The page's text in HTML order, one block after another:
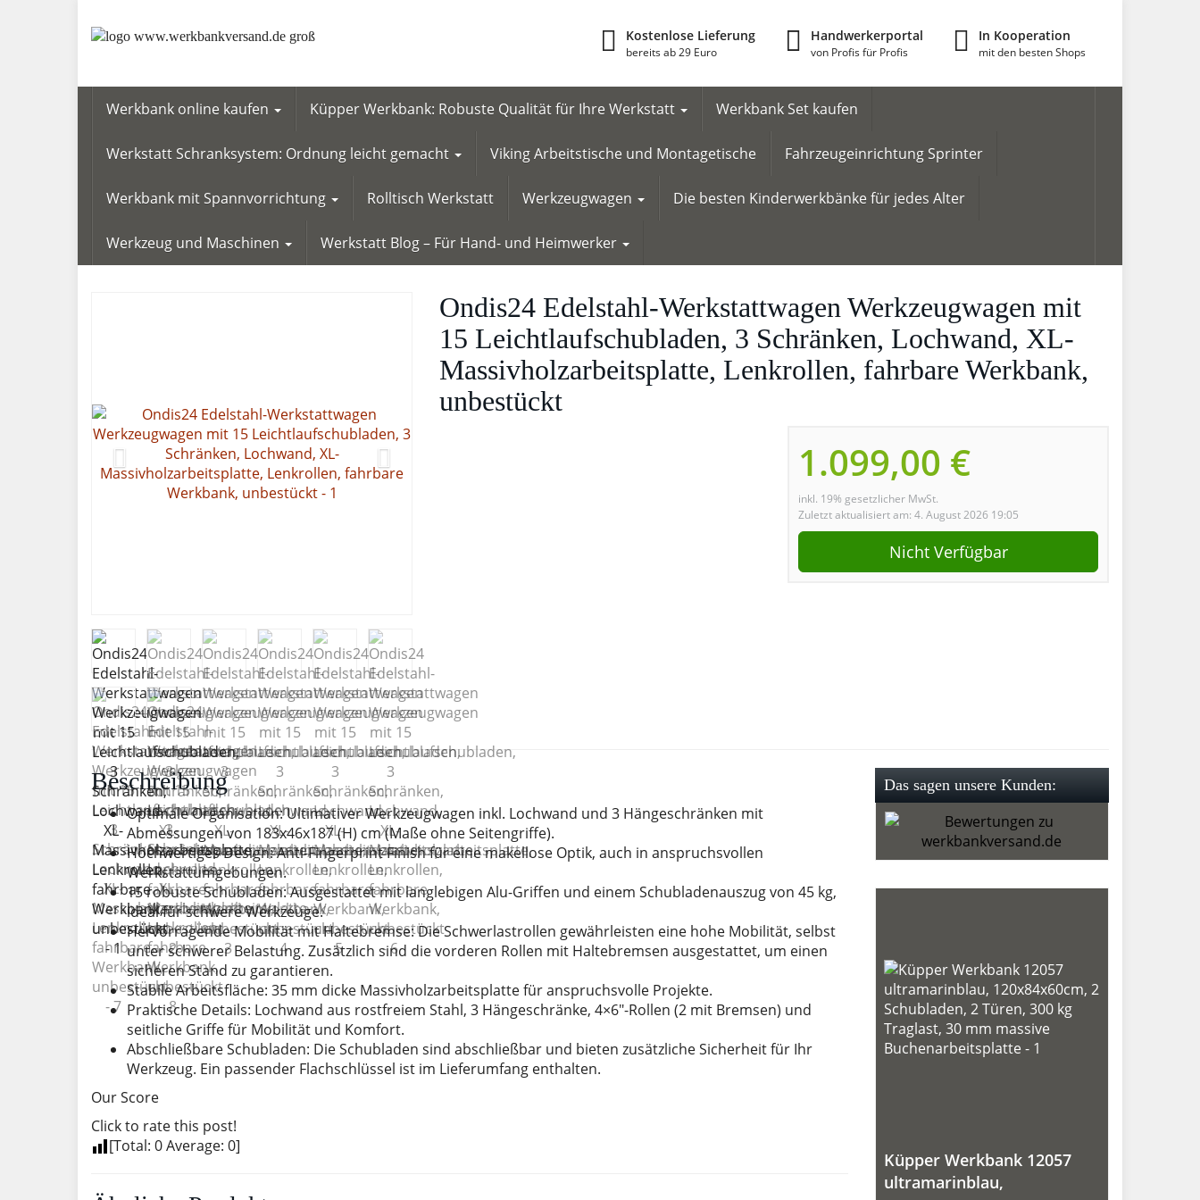
Kostenlose Lieferung
bereits ab 29 Euro
Handwerkerportal
von Profis für Profis
In Kooperation
mit den besten Shops
Werkbank online kaufen Küpper Werkbank: Robuste Qualität für Ihre Werkstatt Werkbank Set kaufen
Werkstatt Schranksystem: Ordnung leicht gemacht Viking Arbeitstische und Montagetische Fahrzeugeinrichtung Sprinter
Werkbank mit Spannvorrichtung Rolltisch Werkstatt Werkzeugwagen Die besten Kinderwerkbänke für jedes Alter
Werkzeug und Maschinen Werkstatt Blog – Für Hand- und Heimwerker
Ondis24 Edelstahl-Werkstattwagen Werkzeugwagen mit
15 Leichtlaufschubladen, 3 Schränken, Lochwand, XL-
Massivholzarbeitsplatte, Lenkrollen, fahrbare Werkbank,
unbestückt
1.099,00 €
inkl. 19% gesetzlicher MwSt.
Zuletzt aktualisiert am: 4. August 2026 19:05
Nicht Verfügbar
Beschreibung
Optimale Organisation: Ultimativer Werkzeugwagen inkl. Lochwand und 3 Hängeschränken mit
Abmessungen von 183x46x187 (H) cm (Maße ohne Seitengriffe).
Hochwertiges Design: Anti-Fingerprint Finish für eine makellose Optik, auch in anspruchsvollen
Werkstattumgebungen.
15 robuste Schubladen: Ausgestattet mit langlebigen Alu-Griffen und einem Schubladenauszug von 45 kg,
ideal für schwere Werkzeuge.
Hervorragende Mobilität mit Haltebremse: Die Schwerlastrollen gewährleisten eine hohe Mobilität, selbst
unter schwerer Belastung. Zusätzlich sind die vorderen Rollen mit Haltebremsen ausgestattet, um einen
sicheren Stand zu garantieren.
Stabile Arbeitsfläche: 35 mm dicke Massivholzarbeitsplatte für anspruchsvolle Projekte.
Praktische Details: Lochwand aus rostfreiem Stahl, 3 Hängeschränke, 4×6″-Rollen (2 mit Bremsen) und
seitliche Griffe für Mobilität und Komfort.
Abschließbare Schubladen: Die Schubladen sind abschließbar und bieten zusätzliche Sicherheit für Ihr
Werkzeug. Ein passender Flachschlüssel ist im Lieferumfang enthalten.
Our Score
Click to rate this post!
[Total: 0Average: 0]
Das sagen unsere Kunden:
Küpper Werkbank 12057
ultramarinblau,